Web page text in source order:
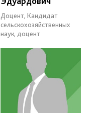
Доцент, Кандидат
сельскохозяйственных
наук, доцент